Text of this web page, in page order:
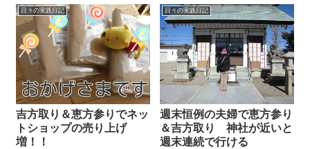
日々の実践日記
吉方取り＆恵方参りでネッ
トショップの売り上げ
増！！
日々の実践日記
週末恒例の夫婦で恵方参り
＆吉方取り 神社が近いと
週末連続で行ける